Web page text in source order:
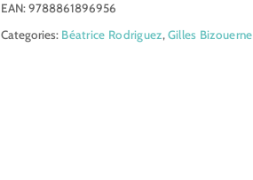
pianeta
quantity
EAN:9788861896956
Categories: Béatrice Rodriguez,Gilles Bizouerne